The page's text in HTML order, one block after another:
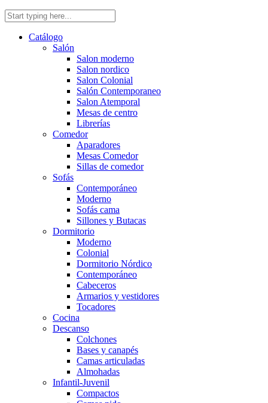
Catálogo
Salón
Salon moderno
Salon nordico
Salon Colonial
Salón Contemporaneo
Salon Atemporal
Mesas de centro
Librerías
Comedor
Aparadores
Mesas Comedor
Sillas de comedor
Sofás
Contemporáneo
Moderno
Sofás cama
Sillones y Butacas
Dormitorio
Moderno
Colonial
Dormitorio Nórdico
Contemporáneo
Cabeceros
Armarios y vestidores
Tocadores
Cocina
Descanso
Colchones
Bases y canapés
Camas articuladas
Almohadas
Infantil-Juvenil
Compactos